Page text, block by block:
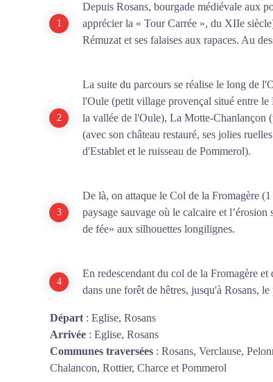
Depuis Rosans, bourgade médiévale aux
apprécier la « Tour Carrée », du XIIe
Rémuzat et ses falaises aux rapaces. Au
La suite du parcours se réalise le long de
l'Oule (petit village provençal situé entre
la vallée de l'Oule), La Motte-Chanlançon
(avec son château restauré, ses jolies
d'Establet et le ruisseau de Pommerol).
De là, on attaque le Col de la Fromagère
paysage sauvage où le calcaire et l’érosion
de fée» aux silhouettes longilignes.
En redescendant du col de la Fromagère
dans une forêt de hêtres, jusqu'à Rosans,
Départ : Eglise, Rosans
Arrivée : Eglise, Rosans
Communes traversées : Rosans, Verclause,
Chalancon, Rottier, Charce et Pommerol